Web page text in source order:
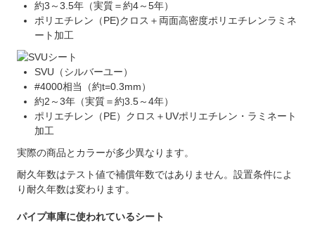
約3～3.5年（実質＝約4～5年）
ポリエチレン（PE)クロス＋両面高密度ポリエチレンラミネ
ート加工
SVU（シルバーユー）
#4000相当（約t=0.3mm）
約2～3年（実質＝約3.5～4年）
ポリエチレン（PE）クロス＋UVポリエチレン・ラミネート
加工
実際の商品とカラーが多少異なります。
耐久年数はテスト値で補償年数ではありません。設置条件によ
り耐久年数は変わります。
パイプ車庫に使われているシート